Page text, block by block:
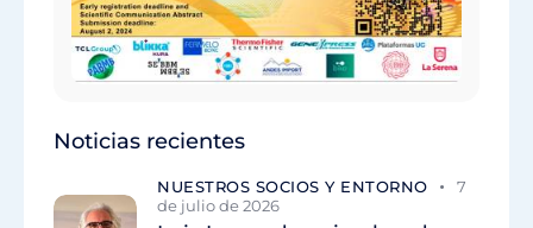
Noticias recientes
NUESTROS SOCIOS Y ENTORNO
7
de julio de 2026